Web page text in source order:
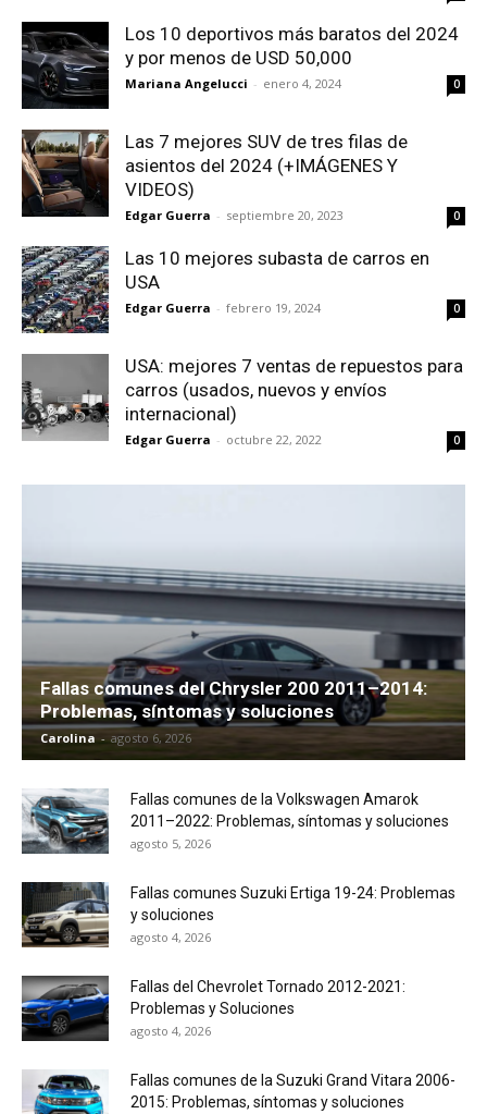
Los 10 deportivos más baratos del 2024
y por menos de USD 50,000
Mariana Angelucci - enero 4, 2024 0
Las 7 mejores SUV de tres filas de
asientos del 2024 (+IMÁGENES Y
VIDEOS)
Edgar Guerra - septiembre 20, 2023 0
Las 10 mejores subasta de carros en
USA
Edgar Guerra - febrero 19, 2024 0
USA: mejores 7 ventas de repuestos para
carros (usados, nuevos y envíos
internacional)
Edgar Guerra - octubre 22, 2022 0
Fallas comunes del Chrysler 200 2011–2014:
Problemas, síntomas y soluciones
Carolina - agosto 6, 2026
Fallas comunes de la Volkswagen Amarok
2011–2022: Problemas, síntomas y soluciones
agosto 5, 2026
Fallas comunes Suzuki Ertiga 19-24: Problemas
y soluciones
agosto 4, 2026
Fallas del Chevrolet Tornado 2012-2021:
Problemas y Soluciones
agosto 4, 2026
Fallas comunes de la Suzuki Grand Vitara 2006-
2015: Problemas, síntomas y soluciones